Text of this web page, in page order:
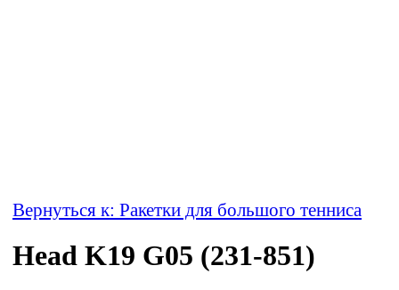
Вернуться к: Ракетки для большого тенниса
Head K19 G05 (231-851)